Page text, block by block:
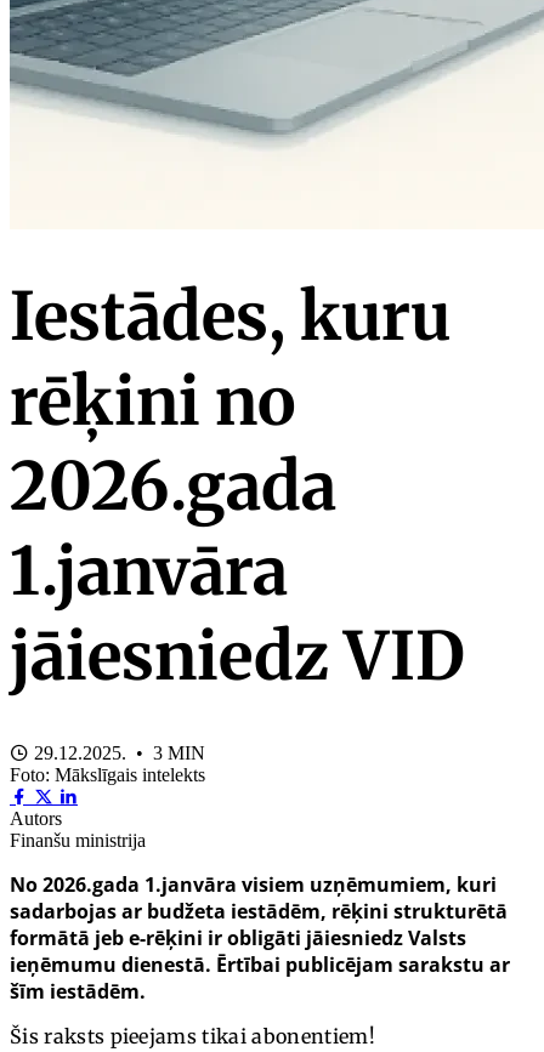
Iestādes, kuru
rēķini no
2026.gada
1.janvāra
jāiesniedz VID
29.12.2025. • 3 MIN
Foto: Mākslīgais intelekts
Autors
Finanšu ministrija
No 2026.gada 1.janvāra visiem uzņēmumiem, kuri
sadarbojas ar budžeta iestādēm, rēķini strukturētā
formātā jeb e-rēķini ir obligāti jāiesniedz Valsts
ieņēmumu dienestā. Ērtībai publicējam sarakstu ar
šīm iestādēm.
Šis raksts pieejams tikai abonentiem!